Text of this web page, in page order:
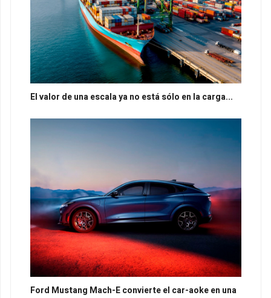
El valor de una escala ya no está sólo en la carga...
Ford Mustang Mach-E convierte el car-aoke en una